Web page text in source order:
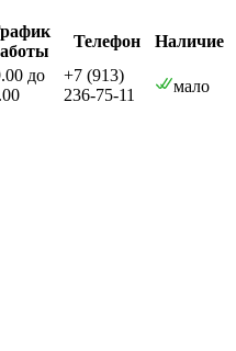
Телефон
Наличие
до
+7 (913)
236-75-11
мало